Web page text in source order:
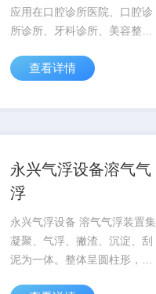
应用在口腔诊所医院、口腔诊
所诊所、牙科诊所、美容整
心、宠物医院及诊所、小型畜
污水处理。
查看详情
永兴气浮设备溶气气
浮
永兴气浮设备 溶气气浮装置集
凝聚、气浮、撇渣、沉淀、刮
泥为一体。整体呈圆柱形，结